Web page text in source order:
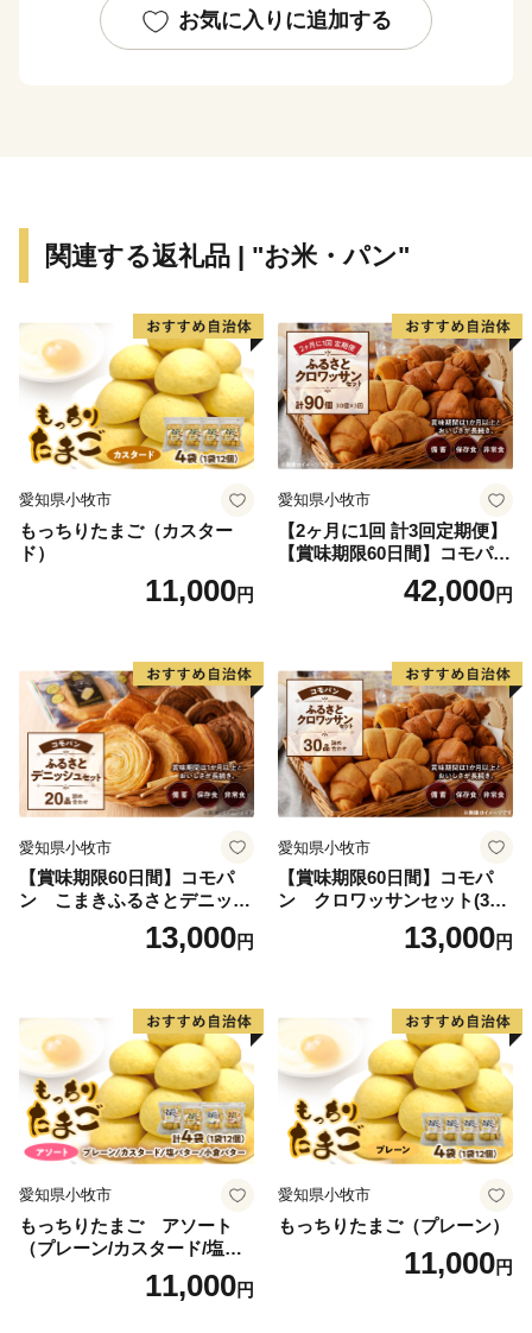
おはよう。いい天気やの。気ぃつけて、行ってきねの。
みんなが声をかけあって、みんながみんなを思いあって
ここはあわら市、幸福な福井県にあるちょっと贅沢なま
〈プライバシーポリシー（個人情報保護方針）につい
て〉
お客様からいただいた個人情報は、あわら市が責任をも
に譲渡したり、提供したりすることはございません。な
お、お客様からいただいた個人情報は、商品の発送、事
告、あわら市が主催・出展するふるさと納税関連イベン
提供のために使用させていただき、その手段として、電
子メールの配信やパンフレット等の資料の郵送をさせて
いただくことがあります。
御不明な点や、電子メールの配信又は資料の郵送停止等
のご希望がございましたら、ふるさと納税担当
(furusato@city-awara.com)までご連絡ください。
お気に入りに追加する
関連する返礼品 | "お米・パン"
愛知県小牧市
もっちりたまご（カスター
ド）
11,000円
愛知県小牧市
【2ヶ月に1回 計3回定期便】
【賞味期限60日間】コモパ
ン ふるさとクロワッサンセ
ット（計90個）／災害用備蓄
42,000円
愛知県小牧市
【賞味期限60日間】コモパ
ン こまきふるさとデニッシ
ュセット（20個入り）／災害
用備蓄 保存食 非常食 防災グ
13,000円
愛知県小牧市
【賞味期限60日間】コモパ
ン クロワッサンセット(30
個入り)／災害用備蓄 保存食
非常食 防災グッズにも
13,000円
愛知県小牧市
もっちりたまご アソート
（プレーン/カスタード/塩バ
ター/小倉バター）11,000円
愛知県小牧市
もっちりたまご（プレーン）
11,000円